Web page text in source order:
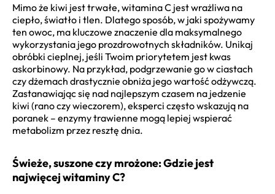
Mimo że kiwi jest trwałe, witamina C jest wrażliwa na
ciepło, światło i tlen. Dlatego sposób, w jaki spożywamy
ten owoc, ma kluczowe znaczenie dla maksymalnego
wykorzystania jego prozdrowotnych składników. Unikaj
obróbki cieplnej, jeśli Twoim priorytetem jest kwas
askorbinowy. Na przykład, podgrzewanie go w ciastach
czy dżemach drastycznie obniża jego wartość odżywczą.
Zastanawiając się nad najlepszym czasem na jedzenie
kiwi (rano czy wieczorem), eksperci często wskazują na
poranek – enzymy trawienne mogą lepiej wspierać
metabolizm przez resztę dnia.
Świeże, suszone czy mrożone: Gdzie jest
najwięcej witaminy C?